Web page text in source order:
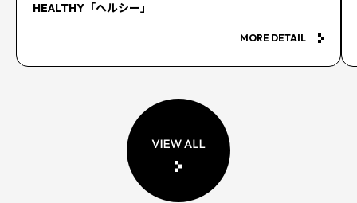
HEALTHY「ヘルシー」
MORE DETAIL